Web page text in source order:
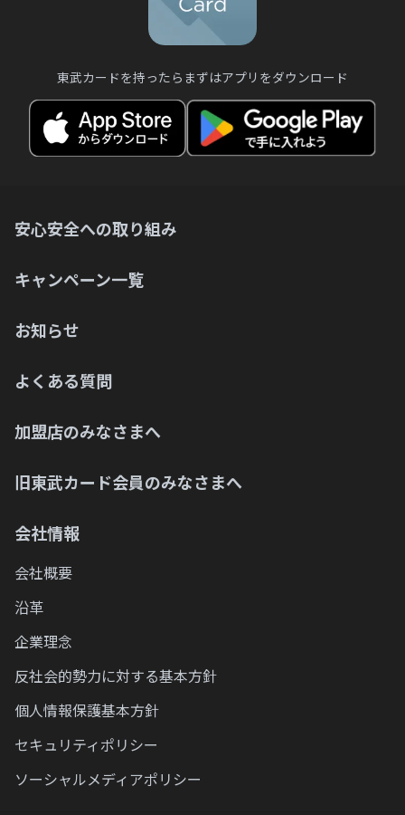
東武カードを持ったらまずはアプリをダウンロード
安心安全への取り組み
キャンペーン一覧
お知らせ
よくある質問
加盟店のみなさまへ
旧東武カード会員のみなさまへ
会社情報
会社概要
沿革
企業理念
反社会的勢力に対する基本方針
個人情報保護基本方針
セキュリティポリシー
ソーシャルメディアポリシー